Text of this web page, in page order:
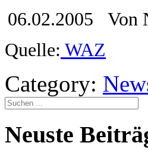
06.02.2005 Von
Quelle: WAZ
Category:
Neuste